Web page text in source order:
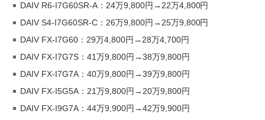
DAIV R6-I7G60SR-A：24万9,800円→22万4,800円
DAIV S4-I7G60SR-C：26万9,800円→25万9,800円
DAIV FX-I7G60：29万4,800円→28万4,700円
DAIV FX-I7G7S：41万9,800円→38万9,800円
DAIV FX-I7G7A：40万9,800円→39万9,800円
DAIV FX-I5G5A：21万9,800円→20万9,800円
DAIV FX-I9G7A：44万9,900円→42万9,900円